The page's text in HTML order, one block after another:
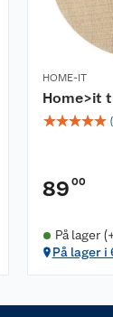
HOME-IT
Home>it
☆☆☆☆☆ (
89 00
På lager
På lager